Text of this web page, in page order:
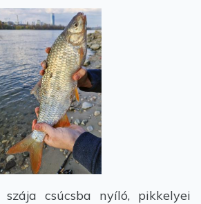
csúcsba nyíló, pikkelyei